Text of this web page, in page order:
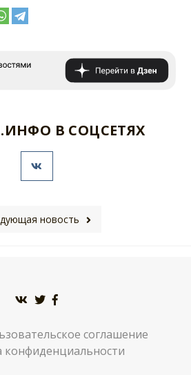
В СОЦСЕТЯХ
новость
соглашение
конфиденциальности